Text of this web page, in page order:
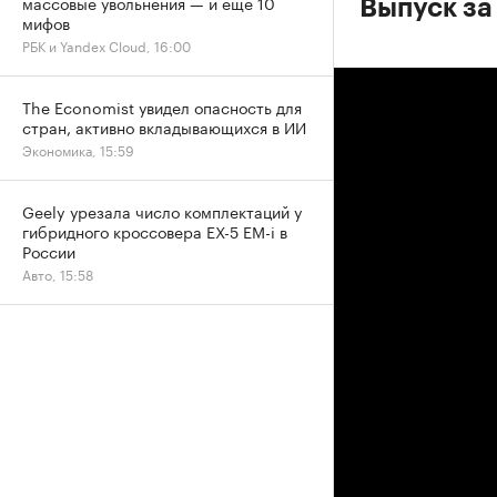
Выпуск
мифов
РБК и Yandex Cloud, 16:00
The Economist увидел опасность для
стран, активно вкладывающихся в ИИ
Экономика, 15:59
Geely урезала число комплектаций у
гибридного кроссовера EX-5 EM-i в
России
Авто, 15:58